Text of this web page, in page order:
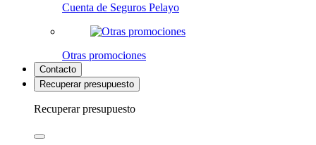
Cuenta de Seguros Pelayo
Otras promociones
Contacto
Recuperar presupuesto
Recuperar presupuesto